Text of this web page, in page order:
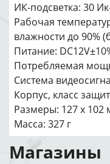
ИК-подсветка: 30
Рабочая
влажности до 90%
Питание:
Потребляемая
Система
Корпус, класс
Размеры: 127 х 102
Масса: 327 г
Магазины